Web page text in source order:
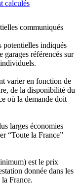
calculés
communiqués
potentielles indiqués
garages référencés sur
varier en fonction de
de la disponibilité du
où la demande doit
larges économies
“Toute la France”
est le prix
donnée dans les
France.